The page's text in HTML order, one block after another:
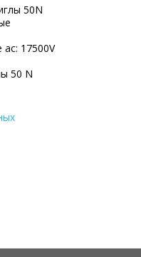
50N
ac: 17500V
50 N